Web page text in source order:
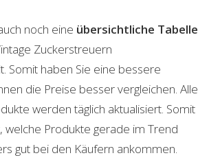
noch eine übersichtliche Tabelle
Zuckerstreuern
Somit haben Sie eine bessere
die Preise besser vergleichen. Alle
werden täglich aktualisiert. Somit
welche Produkte gerade im Trend
gut bei den Käufern ankommen.